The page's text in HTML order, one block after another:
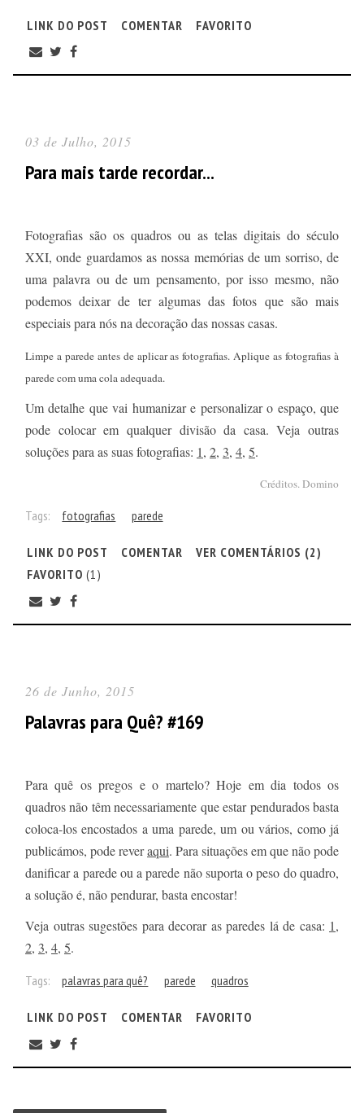
LINK DO POST COMENTAR FAVORITO
03 de Julho, 2015
Para mais tarde recordar...
Fotografias são os quadros ou as telas digitais do século
XXI, onde guardamos as nossa memórias de um sorriso, de
uma palavra ou de um pensamento, por isso mesmo, não
podemos deixar de ter algumas das fotos que são mais
especiais para nós na decoração das nossas casas.
Limpe a parede antes de aplicar as fotografias. Aplique as fotografias à
parede com uma cola adequada.
Um detalhe que vai humanizar e personalizar o espaço, que
pode colocar em qualquer divisão da casa. Veja outras
soluções para as suas fotografias: 1, 2, 3, 4, 5.
Créditos. Domino
Tags: fotografias parede
LINK DO POST COMENTAR
VER COMENTÁRIOS (2)
FAVORITO (1)
26 de Junho, 2015
Palavras para Quê? #169
Para quê os pregos e o martelo? Hoje em dia todos os
quadros não têm necessariamente que estar pendurados basta
coloca-los encostados a uma parede, um ou vários, como já
publicámos, pode reveraqui. Para situações em que não pode
danificar a parede ou a parede não suporta o peso do quadro,
a solução é, não pendurar, basta encostar!
Veja outras sugestões para decorar as paredes lá de casa: 1,
2, 3, 4, 5.
Tags: palavras para quê? parede quadros
LINK DO POST COMENTAR FAVORITO